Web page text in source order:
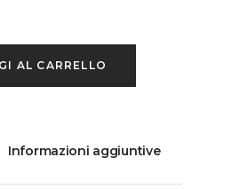
AL CARRELLO
Informazioni aggiuntive